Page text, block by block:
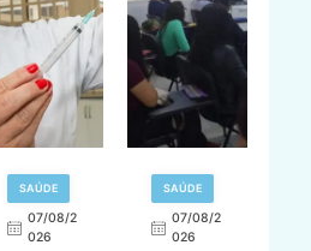
SAÚDE
07/08/2
026
SAÚDE
07/08/2
026